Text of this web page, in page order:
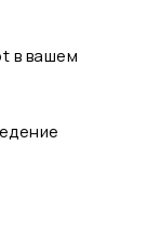
в вашем